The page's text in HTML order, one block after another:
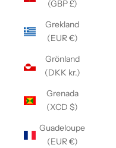
(GBP £)
Grekland
(EUR €)
Grönland
(DKK kr.)
Grenada
(XCD $)
Guadeloupe
(EUR €)